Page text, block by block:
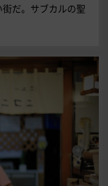
だ。サブカルの聖